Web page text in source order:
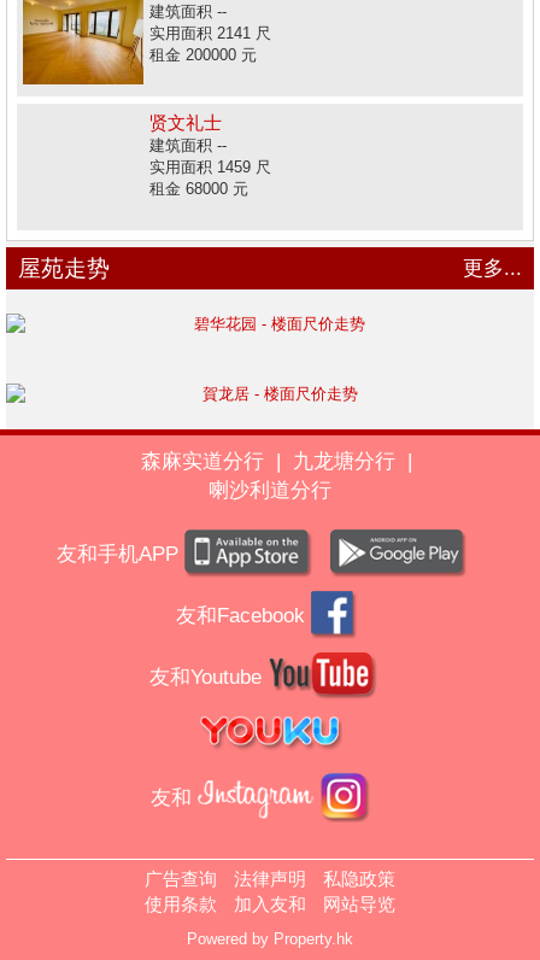
建筑面积 --
实用面积 2141 尺
租金 200000 元
贤文礼士
建筑面积 --
实用面积 1459 尺
租金 68000 元
屋苑走势 更多...
森麻实道分行 | 九龙塘分行
|
喇沙利道分行
友和手机APP
友和Facebook
友和Youtube
友和
广告查询 法律声明
私隐政策
使用条款
加入友和 网站导览
Powered by Property.hk